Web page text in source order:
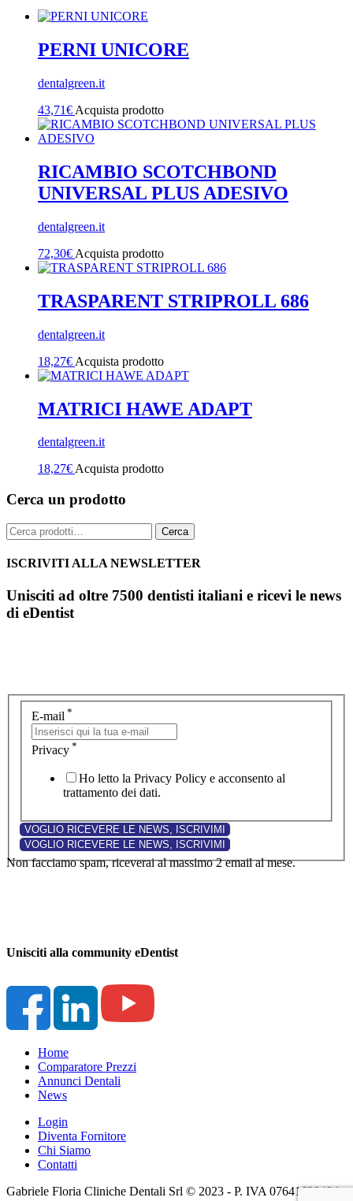
PERNI UNICORE
dentalgreen.it
43,71€ Acquista prodotto
RICAMBIO SCOTCHBOND
UNIVERSAL PLUS ADESIVO
dentalgreen.it
72,30€ Acquista prodotto
TRASPARENT STRIPROLL 686
dentalgreen.it
18,27€ Acquista prodotto
MATRICI HAWE ADAPT
dentalgreen.it
18,27€Acquista prodotto
Cerca un prodotto
Cerca: Cerca
ISCRIVITI ALLA NEWSLETTER
Unisciti ad oltre 7500 dentisti italiani e ricevi le news
di eDentist
E-mail *
Privacy *
Ho letto la Privacy Policy e acconsento al
trattamento dei dati.
Non facciamo spam, riceverai al massimo 2 email al mese.
Unisciti alla community eDentist
Home
Comparatore Prezzi
Annunci Dentali
News
Login
Diventa Fornitore
Chi Siamo
Contatti
Gabriele Floria Cliniche Dentali Srl © 2023 - P. IVA 07641630484 -